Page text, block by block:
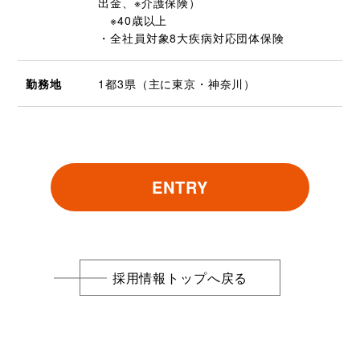
※40歳以上
・全社員対象8大疾病対応団体保険
勤務地 1都3県（主に東京・神奈川）
ENTRY
採用情報トップへ戻る